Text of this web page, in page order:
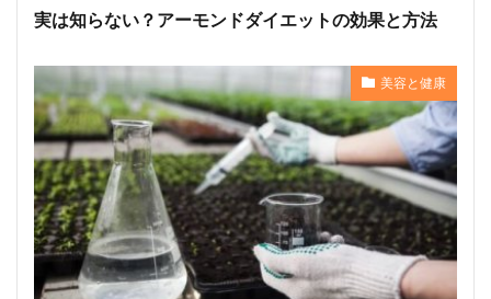
実は知らない？アーモンドダイエットの効果と方法
美容と健康